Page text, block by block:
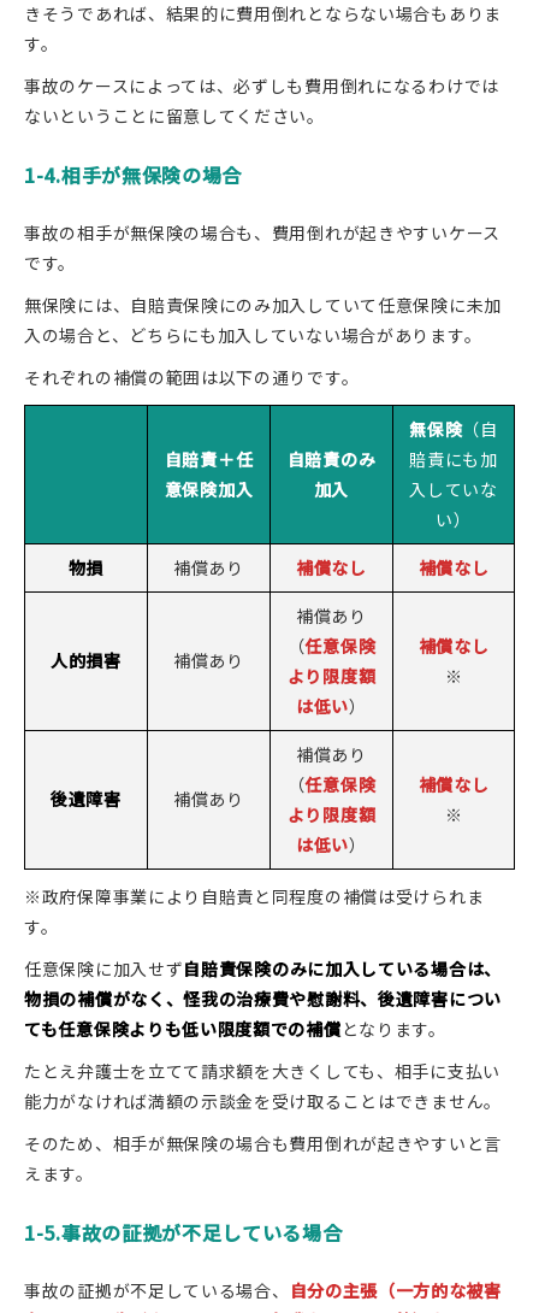
きそうであれば、結果的に費用倒れとならない場合もありま
す。
事故のケースによっては、必ずしも費用倒れになるわけでは
ないということに留意してください。
1-4.相手が無保険の場合
事故の相手が無保険の場合も、費用倒れが起きやすいケース
です。
無保険には、自賠責保険にのみ加入していて任意保険に未加
入の場合と、どちらにも加入していない場合があります。
それぞれの補償の範囲は以下の通りです。
自賠責＋任
意保険加入
自賠責のみ
加入
無保険（自
賠責にも加
入していな
い）
物損
補償あり 補償なし 補償なし
人的損害 補償あり
補償あり
（任意保険
より限度額
は低い）
補償なし
※
後遺障害 補償あり
補償あり
（任意保険
より限度額
は低い）
補償なし
※
※政府保障事業により自賠責と同程度の補償は受けられま
す。
任意保険に加入せず自賠責保険のみに加入している場合は、
物損の補償がなく、怪我の治療費や慰謝料、後遺障害につい
ても任意保険よりも低い限度額での補償となります。
たとえ弁護士を立てて請求額を大きくしても、相手に支払い
能力がなければ満額の示談金を受け取ることはできません。
そのため、相手が無保険の場合も費用倒れが起きやすいと言
えます。
1-5.事故の証拠が不足している場合
事故の証拠が不足している場合、 自分の主張（一方的な被害